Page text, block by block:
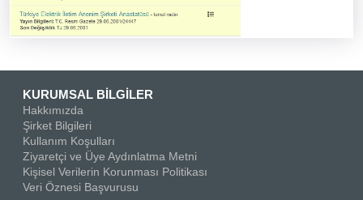
KURUMSAL BİLGİLER
Hakkımızda
Şirket Bilgileri
Kullanım Koşulları
Ziyaretçi ve Üye Aydınlatma Metni
Kişisel Verilerin Korunması Politikası
Veri Öznesi Başvurusu